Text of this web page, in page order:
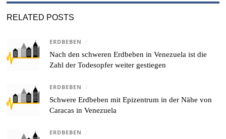
RELATED POSTS
ERDBEBEN /
Nach den schweren Erdbeben in Venezuela ist die
Zahl der Todesopfer weiter gestiegen
ERDBEBEN /
Schwere Erdbeben mit Epizentrum in der Nähe von
Caracas in Venezuela
ERDBEBEN /